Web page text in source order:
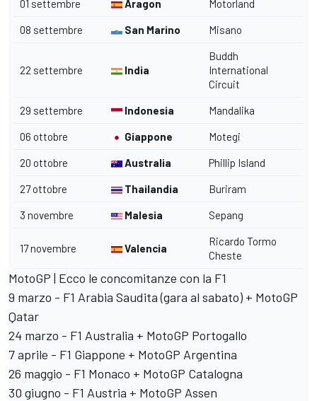
01 settembre Aragon Motorland
08 settembre San Marino Misano
22 settembre India
Buddh
International
Circuit
29 settembre Indonesia Mandalika
06 ottobre Giappone Motegi
20 ottobre Australia Phillip Island
27 ottobre Thailandia Buriram
3 novembre Malesia Sepang
17 novembre Valencia
Ricardo Tormo
Cheste
MotoGP | Ecco le concomitanze con la F1
9 marzo - F1 Arabia Saudita (gara al sabato) + MotoGP
Qatar
24 marzo - F1 Australia + MotoGP Portogallo
7 aprile - F1 Giappone + MotoGP Argentina
26 maggio - F1 Monaco + MotoGP Catalogna
30 giugno - F1 Austria + MotoGP Assen